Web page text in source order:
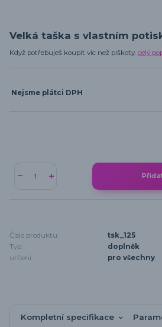
Velká taška s vlastním
Když potřebuješ koupit víc než piškoty. celý
Nejsme plátci DPH
Číslo produktu:
tsk_125
Typ:
doplněk
určení:
pro všechny
Kompletní specifikace